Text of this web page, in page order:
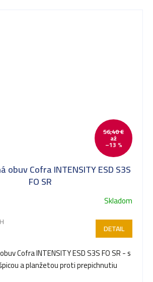
56,40 €
až
–13 %
obuv Cofra INTENSITY ESD S3S
FO SR
Skladom
DETAIL
Cofra INTENSITY ESD S3S FO SR - s
a planžetou proti prepichnutiu